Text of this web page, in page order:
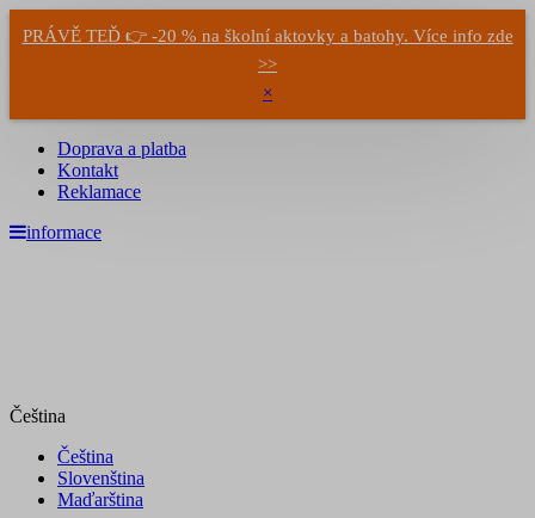
PRÁVĚ TEĎ 👉 -20 % na školní aktovky a batohy. Více info zde
>>
×
Doprava a platba
Kontakt
Reklamace
informace
Čeština
Čeština
Slovenština
Maďarština